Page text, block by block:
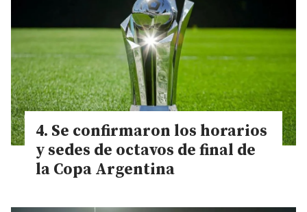
Se confirmaron los horarios
y sedes de octavos de final de
la Copa Argentina